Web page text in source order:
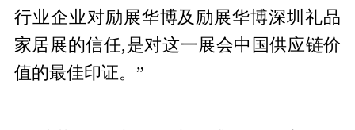
行业企业对励展华博及励展华博深圳礼品
家居展的信任,是对这一展会中国供应链价
值的最佳印证。”